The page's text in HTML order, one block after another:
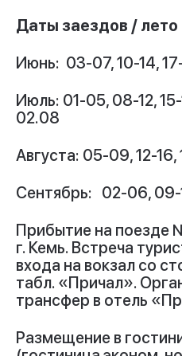
Даты заездов / лето
Июнь: 03-07, 10-14,
Июль: 01-05, 08-12,
02.08
Августа: 05-09, 12-
Сентябрь: 02-06, 09-
Прибытие на
г. Кемь. Встреча
входа на вокзал со
табл. «Причал».
трансфер в отель
Размещение в